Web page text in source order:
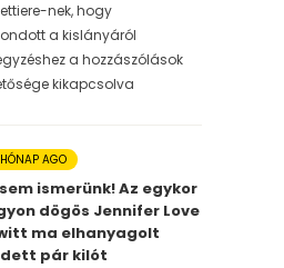
nek, hogy
a kislányáról
a hozzászólások
kikapcsolva
AGO
ismerünk! Az egykor
dögös Jennifer Love
ma elhanyagolt
pár kilót